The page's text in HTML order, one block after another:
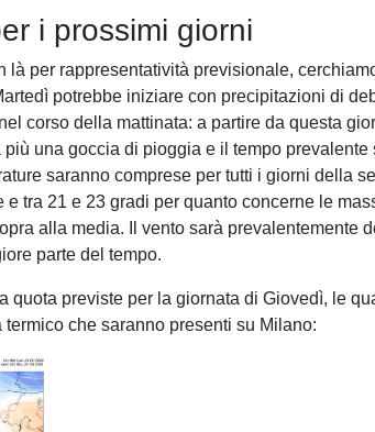
i prossimi giorni
là per rappresentatività previsionale,
potrebbe iniziare con precipitazioni di
corso della mattinata: a partire da questa
una goccia di pioggia e il tempo
saranno comprese per tutti i giorni della
e tra 21 e 23 gradi per quanto concerne le
alla media. Il vento sarà prevalentemente
parte del tempo.
quota previste per la giornata di Giovedì, le
che saranno presenti su Milano: